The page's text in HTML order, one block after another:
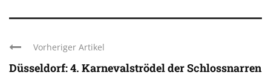
Vorheriger Artikel
Düsseldorf: 4. Karnevalströdel der Schlossnarren